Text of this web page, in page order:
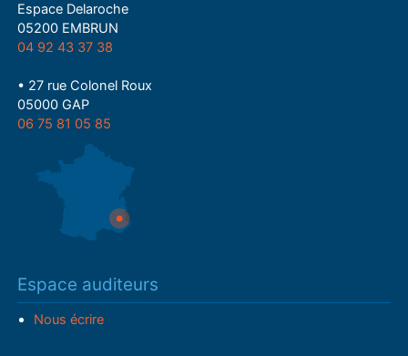
Espace Delaroche
05200 EMBRUN
04 92 43 37 38
• 27 rue Colonel Roux
05000 GAP
06 75 81 05 85
Espace auditeurs
Nous écrire